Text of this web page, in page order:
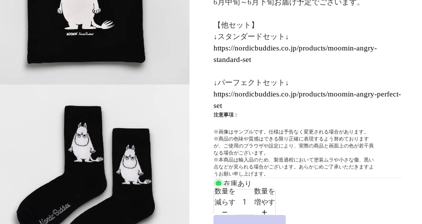
6月中旬～6月下旬お届け予定でございます。
【他セット】
↓スタンダードセット↓
https://nordicbuddies.co.jp/products/moomin-angry-
standard-set
↓パーフェクトセット↓
https://nordicbuddies.co.jp/products/moomin-angry-perfect-
set
注意事項：
※画像はサンプルです。仕様は予告なく変更される場合があります。
※商品の色味や質感はできる限り正確に表現するよう努めております
が、ご使用のブラウザや設定により、実際の商品と画面上の色が若干異
なる場合がございます。
※本商品は輸入品のため、製造過程において塗装ムラや小さな傷、黒い
点などが見られる場合がございます。あらかじめご了承いただきますよ
うお願い申し上げます。
在庫あり
数量を
減らす
数量を
増やす